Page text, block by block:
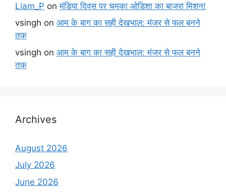
Liam_P onमंडिया दिवस पर चमका ओडिशा का बाजरा मिशन!
vsingh on आम के बाग का सही देखभाल: मंजर से फल बनने
तक
vsingh on आम के बाग का सही देखभाल: मंजर से फल बनने
तक
Archives
August 2026
July 2026
June 2026